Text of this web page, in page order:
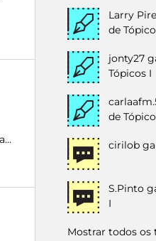
Larry
de
jonty27
Tópicos I
de
cirilob
S.Pinto
I
Mostrar todos os